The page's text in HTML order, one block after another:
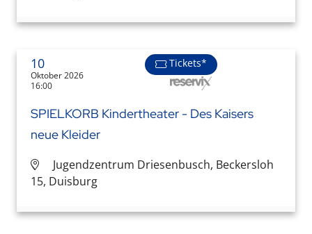
10
Oktober 2026
16:00
Tickets*
SPIELKORB Kindertheater - Des Kaisers
neue Kleider
Jugendzentrum Driesenbusch, Beckersloh
15, Duisburg